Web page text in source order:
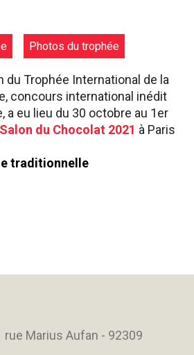
Photos du trophée
du Trophée International de la
concours international inédit
a eu lieu du 30 octobre au 1er
Salon du Chocolat 2021 à Paris
traditionnelle
rue Marius Aufan - 92309